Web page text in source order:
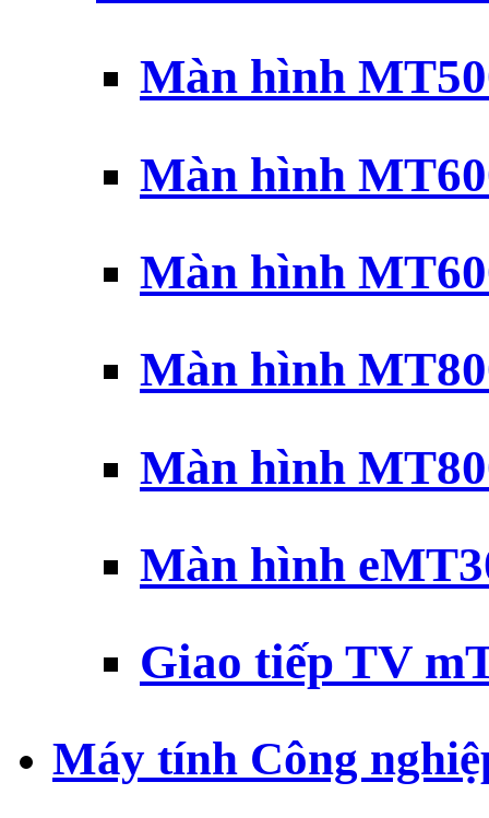
Màn hình
Màn hình
Màn hình
Màn hình
Màn hình
Màn hình
Giao tiếp TV
Máy tính Công